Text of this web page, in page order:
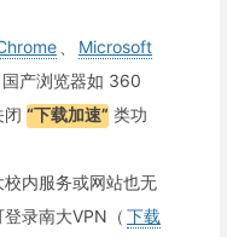
Microsoft
国产浏览器如 360
闭 “下载加速” 类功
内服务或网站也无
录南大VPN（ 下载